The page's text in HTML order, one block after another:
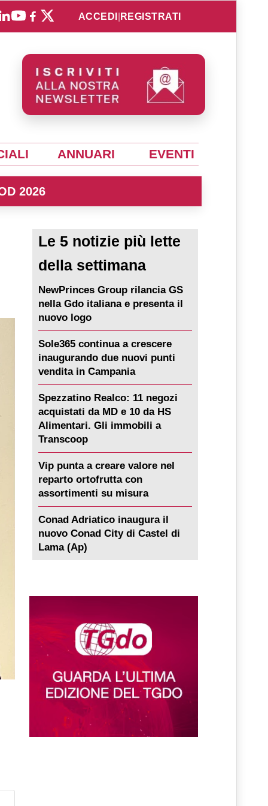
ACCEDI REGISTRATI
ANNUARI EVENTI
2026
Le 5 notizie più lette
della settimana
NewPrinces Group rilancia GS
nella Gdo italiana e presenta il
nuovo logo
Sole365 continua a crescere
inaugurando due nuovi punti
vendita in Campania
Spezzatino Realco: 11 negozi
acquistati da MD e 10 da HS
Alimentari. Gli immobili a
Transcoop
Vip punta a creare valore nel
reparto ortofrutta con
assortimenti su misura
Conad Adriatico inaugura il
nuovo Conad City di Castel di
Lama (Ap)